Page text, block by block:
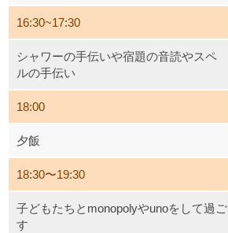
16:30~17:30
シャワーの手伝いや宿題の音読やスペ
ルの手伝い
18:00
夕飯
18:30〜19:30
子どもたちとmonopolyやunoをして過ご
す